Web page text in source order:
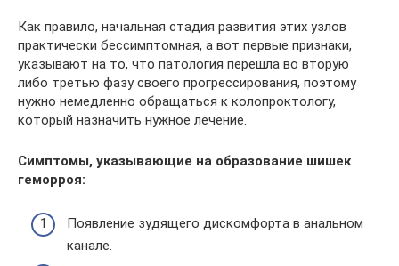
Как правило, начальная стадия развития этих узлов
практически бессимптомная, а вот первые признаки,
указывают на то, что патология перешла во вторую
либо третью фазу своего прогрессирования, поэтому
нужно немедленно обращаться к колопроктологу,
который назначить нужное лечение.
Симптомы, указывающие на образование шишек
геморроя:
Появление зудящего дискомфорта в анальном
канале.